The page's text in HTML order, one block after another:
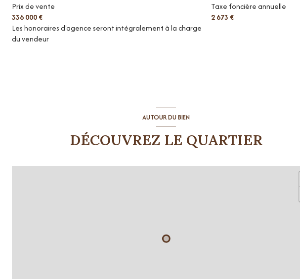
Prix de vente
336 000 €
Les honoraires d'agence seront intégralement à la charge
du vendeur
Taxe foncière annuelle
2 673 €
AUTOUR DU BIEN
DÉCOUVREZ LE QUARTIER